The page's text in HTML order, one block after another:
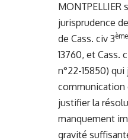
MONTPELLIER
jurisprudence
de Cass. civ 3ème
13760, et Cass.
n°22-15850) qui
communication
justifier la
manquement
gravité